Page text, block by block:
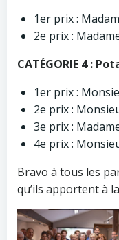
1er prix :
2e prix :
CATÉGORIE 4 :
1er prix :
2e prix :
3e prix :
4e prix :
Bravo à tous les
qu’ils apportent à